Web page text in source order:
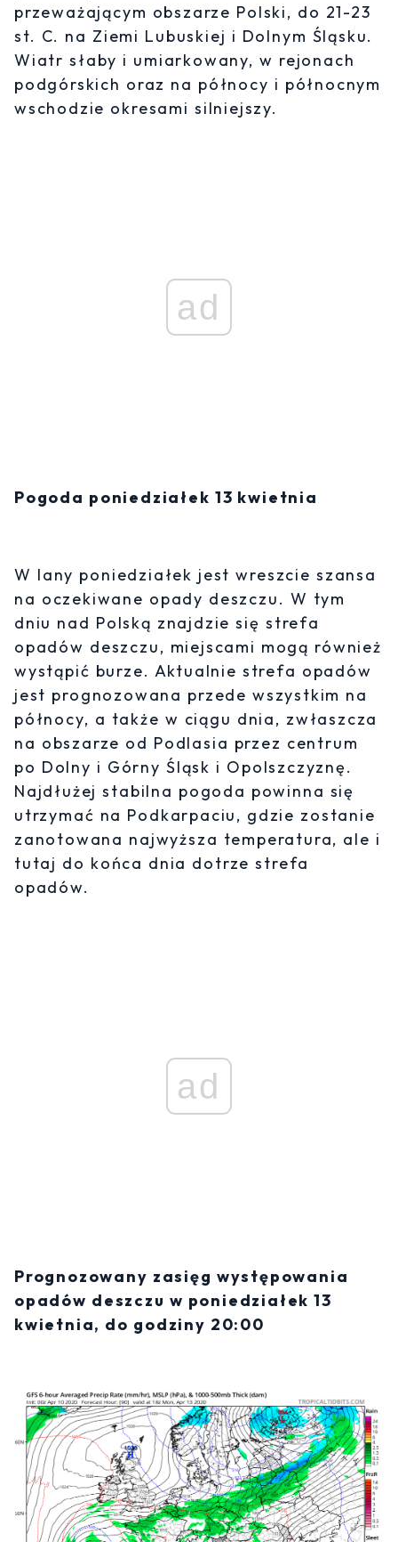
przeważającym obszarze Polski, do 21-23
st. C. na Ziemi Lubuskiej i Dolnym Śląsku.
Wiatr słaby i umiarkowany, w rejonach
podgórskich oraz na północy i północnym
wschodzie okresami silniejszy.
ad
Pogoda poniedziałek 13 kwietnia
W lany poniedziałek jest wreszcie szansa
na oczekiwane opady deszczu. W tym
dniu nad Polską znajdzie się strefa
opadów deszczu, miejscami mogą również
wystąpić burze. Aktualnie strefa opadów
jest prognozowana przede wszystkim na
północy, a także w ciągu dnia, zwłaszcza
na obszarze od Podlasia przez centrum
po Dolny i Górny Śląsk i Opolszczyznę.
Najdłużej stabilna pogoda powinna się
utrzymać na Podkarpaciu, gdzie zostanie
zanotowana najwyższa temperatura, ale i
tutaj do końca dnia dotrze strefa
opadów.
ad
Prognozowany zasięg występowania
opadów deszczu w poniedziałek 13
kwietnia, do godziny 20:00